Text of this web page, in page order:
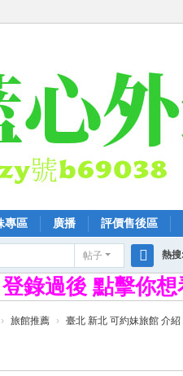
專區 廣播 評價售後區
帖子
搜
索
熱搜:
錄過後 點擊你
› 旅館推薦 › 臺北 新北 可約妹旅館 介紹